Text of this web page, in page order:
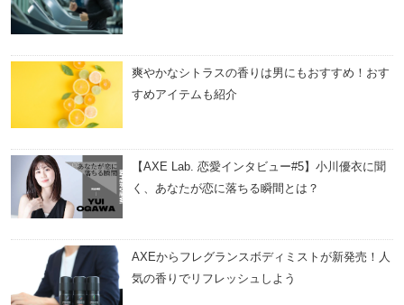
爽やかなシトラスの香りは男にもおすすめ！おす
すめアイテムも紹介
【AXE Lab. 恋愛インタビュー#5】小川優衣に聞
く、あなたが恋に落ちる瞬間とは？
AXEからフレグランスボディミストが新発売！人
気の香りでリフレッシュしよう